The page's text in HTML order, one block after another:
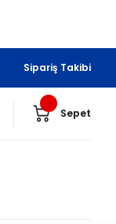
Sipariş Takibi
Sepet